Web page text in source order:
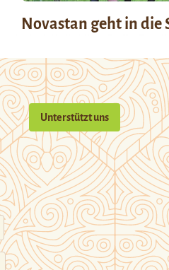
Novastan geht in die
Unterstützt uns